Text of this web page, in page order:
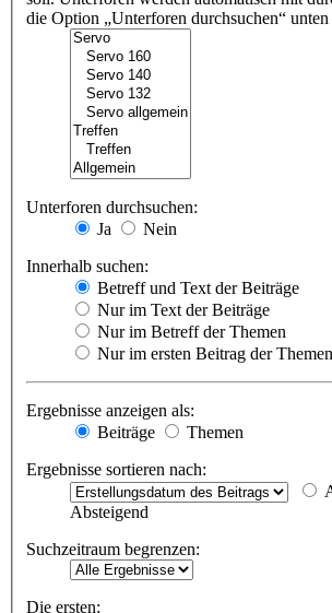
die Option „Unterforen durchsuchen“
Unterforen durchsuchen:
Ja
Nein
Innerhalb suchen:
Betreff und Text der Beiträge
Nur im Text der Beiträge
Nur im Betreff der Themen
Nur im ersten Beitrag der Themen
Ergebnisse anzeigen als:
Beiträge
Themen
Ergebnisse sortieren nach:
Absteigend
Suchzeitraum begrenzen:
Die ersten: